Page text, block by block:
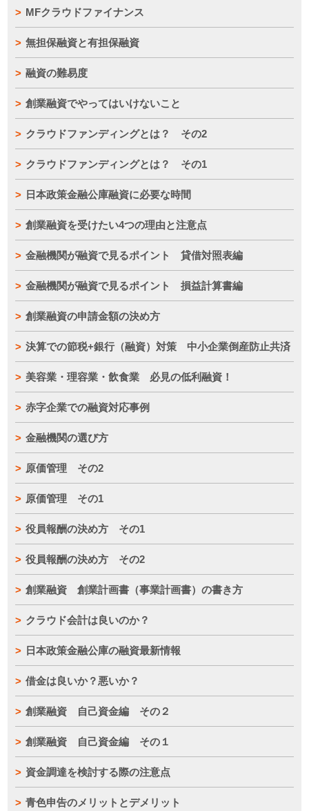
MFクラウドファイナンス
無担保融資と有担保融資
融資の難易度
創業融資でやってはいけないこと
クラウドファンディングとは？ その2
クラウドファンディングとは？ その1
日本政策金融公庫融資に必要な時間
創業融資を受けたい4つの理由と注意点
金融機関が融資で見るポイント 貸借対照表編
金融機関が融資で見るポイント 損益計算書編
創業融資の申請金額の決め方
決算での節税+銀行（融資）対策 中小企業倒産防止共済
美容業・理容業・飲食業 必見の低利融資！
赤字企業での融資対応事例
金融機関の選び方
原価管理 その2
原価管理 その1
役員報酬の決め方 その1
役員報酬の決め方 その2
創業融資 創業計画書（事業計画書）の書き方
クラウド会計は良いのか？
日本政策金融公庫の融資最新情報
借金は良いか？悪いか？
創業融資 自己資金編 その２
創業融資 自己資金編 その１
資金調達を検討する際の注意点
青色申告のメリットとデメリット